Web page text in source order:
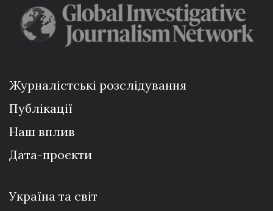
Журналістські розслідування
Публікації
Наш вплив
Дата-проєкти
Україна та світ